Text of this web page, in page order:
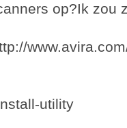
op?Ik zou
utility